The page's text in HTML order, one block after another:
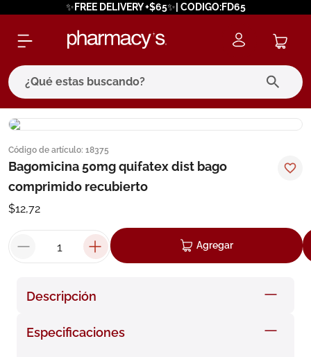
✨FREE DELIVERY +$65✨| CODIGO:FD65
¿Qué estas buscando?
Código de artículo: 18375
Bagomicina 50mg quifatex dist bago
comprimido recubierto
$12,72
Agregar
Descripción
Especificaciones
términos más buscados
1. eucerin
cerave
7. isdin
roche posay